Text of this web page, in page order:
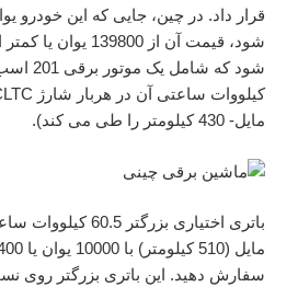
قرار داد. در چین، جایی که این خودرو
مایل- 430 کیلومتر را طی می کند).